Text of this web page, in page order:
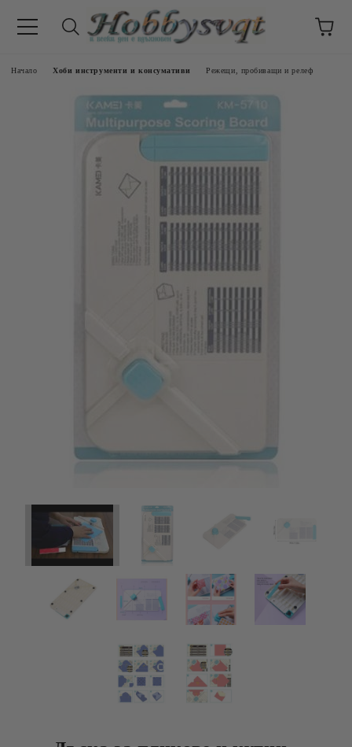
Начало Хоби инструменти и консумативи Режещи, пробиващи и релеф